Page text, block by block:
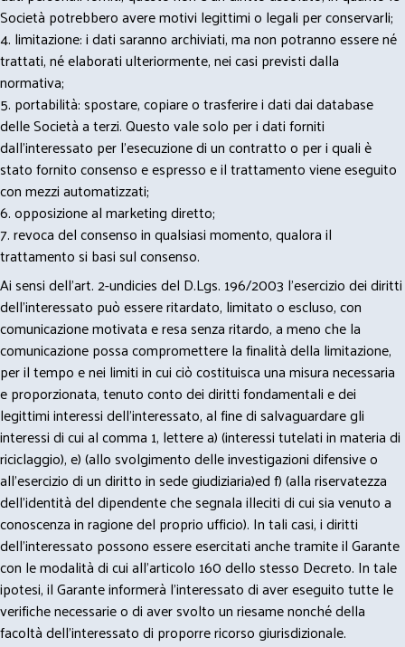
Società potrebbero avere motivi legittimi o legali per conservarli;
4. limitazione: i dati saranno archiviati, ma non potranno essere né
trattati, né elaborati ulteriormente, nei casi previsti dalla
normativa;
5. portabilità: spostare, copiare o trasferire i dati dai database
delle Società a terzi. Questo vale solo per i dati forniti
dall’interessato per l’esecuzione di un contratto o per i quali è
stato fornito consenso e espresso e il trattamento viene eseguito
con mezzi automatizzati;
6. opposizione al marketing diretto;
7. revoca del consenso in qualsiasi momento, qualora il
trattamento si basi sul consenso.
Ai sensi dell’art. 2-undicies del D.Lgs. 196/2003 l’esercizio dei diritti
dell’interessato può essere ritardato, limitato o escluso, con
comunicazione motivata e resa senza ritardo, a meno che la
comunicazione possa compromettere la finalità della limitazione,
per il tempo e nei limiti in cui ciò costituisca una misura necessaria
e proporzionata, tenuto conto dei diritti fondamentali e dei
legittimi interessi dell’interessato, al fine di salvaguardare gli
interessi di cui al comma 1, lettere a) (interessi tutelati in materia di
riciclaggio), e) (allo svolgimento delle investigazioni difensive o
all’esercizio di un diritto in sede giudiziaria)ed f) (alla riservatezza
dell’identità del dipendente che segnala illeciti di cui sia venuto a
conoscenza in ragione del proprio ufficio). In tali casi, i diritti
dell’interessato possono essere esercitati anche tramite il Garante
con le modalità di cui all’articolo 160 dello stesso Decreto. In tale
ipotesi, il Garante informerà l’interessato di aver eseguito tutte le
verifiche necessarie o di aver svolto un riesame nonché della
facoltà dell’interessato di proporre ricorso giurisdizionale.